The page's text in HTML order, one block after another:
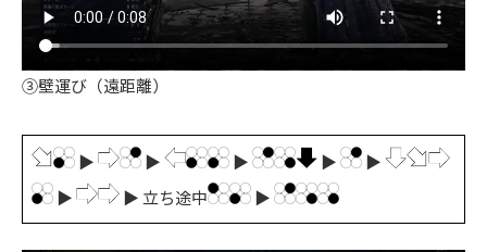
③壁運び（遠距離）
▶ ▶ ▶ ▶
▶
▶
▶ 立ち途中 ▶